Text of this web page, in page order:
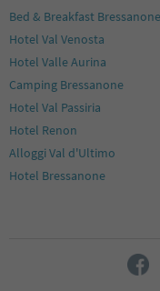
Bed & Breakfast Bressanone
Hotel Val Venosta
Hotel Valle Aurina
Camping Bressanone
Hotel Val Passiria
Hotel Renon
Alloggi Val d'Ultimo
Hotel Bressanone